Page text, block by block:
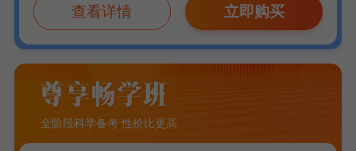
查看详情 立即购买
全阶段科学备考 性价比更高